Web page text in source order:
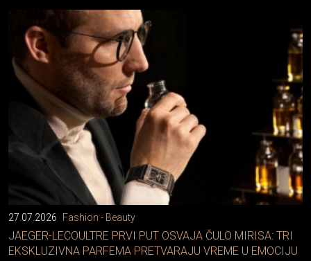
27.07.2026 Fashion - Beauty
JAEGER-LECOULTRE PRVI PUT OSVAJA ČULO MIRISA: TRI
EKSKLUZIVNA PARFEMA PRETVARAJU VREME U EMOCIJU